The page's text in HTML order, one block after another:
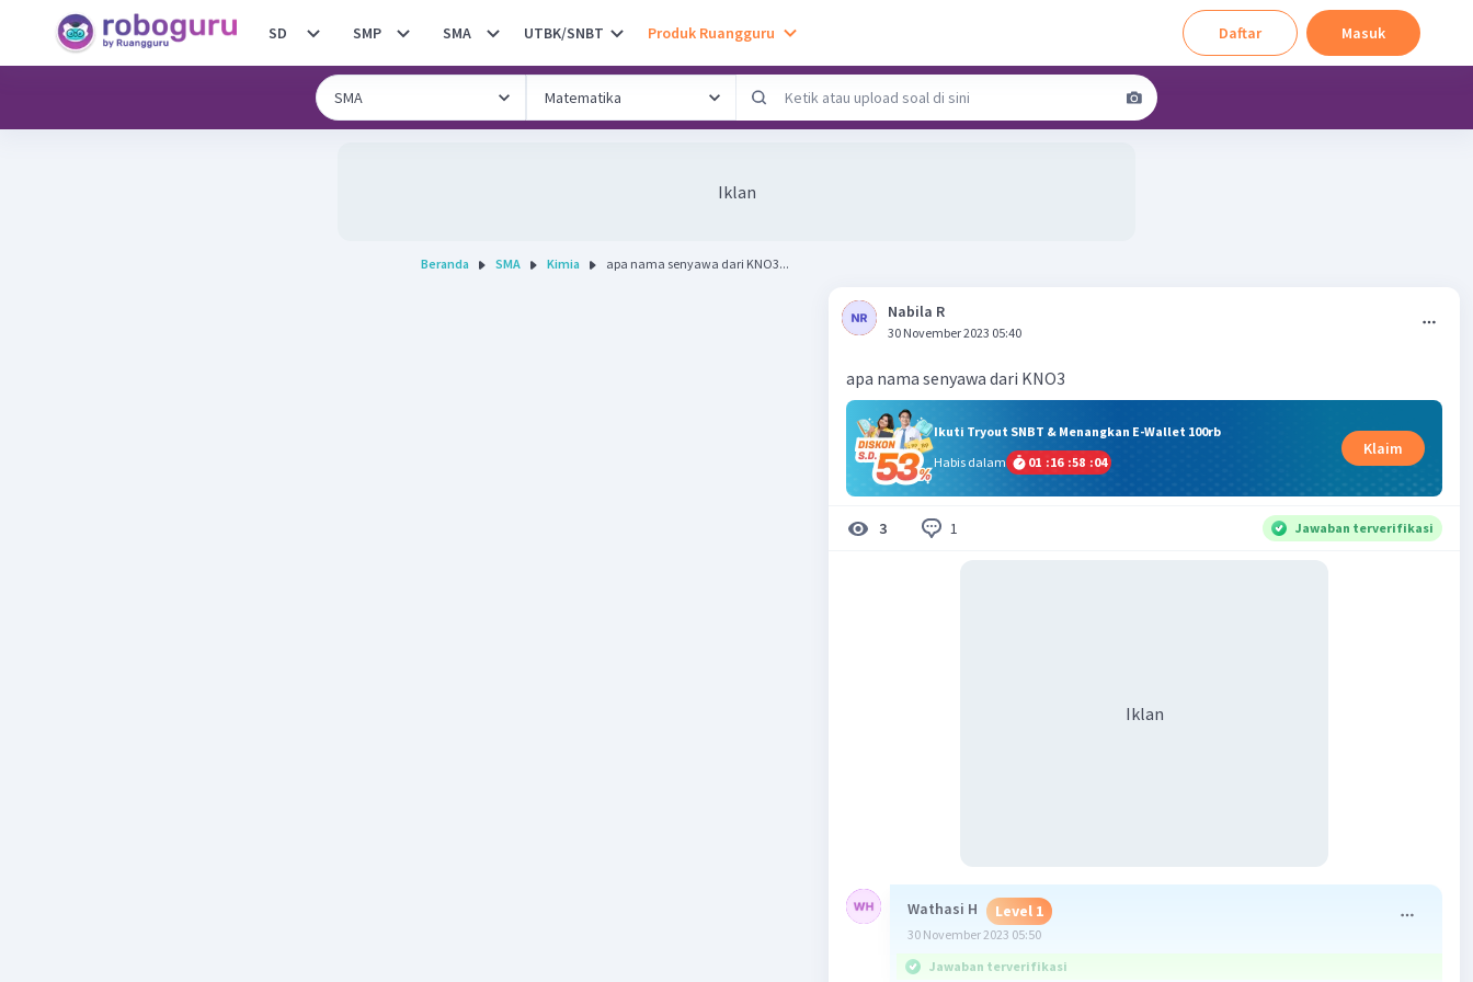
SD SMP SMA UTBK/SNBT Produk Ruangguru Daftar Masuk
Iklan
Beranda SMA Kimia apa nama senyawa dari KNO3...
Nabila R
30 November 2023 05:40
apa nama senyawa dari KNO3
Ikuti Tryout SNBT & Menangkan E-Wallet 100rb
Habis dalam
01 :16 :58 :04
Klaim
3 1 Jawaban terverifikasi
Iklan
Wathasi H Level 1
30 November 2023 05:50
Jawaban terverifikasi